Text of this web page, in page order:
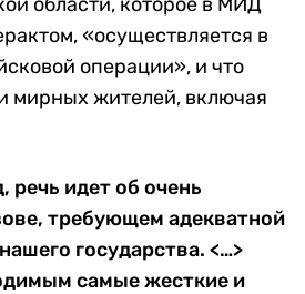
«осуществляется в
операции», и что
мирных жителей, включая
речь идет об очень
требующем адекватной
государства. <…>
самые жесткие и